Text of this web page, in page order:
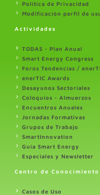
Politica de Privacidad
Modificación perfil de
Actividades
TODAS - Plan Anual
Smart Energy Congress
Foros Tendencias /
enerTIC Awards
Desayunos Sectoriales
Coloquios - Almuerzos
Encuentros Anuales
Jornadas Formativas
Grupos de Trabajo
SmartInnovation
Guia Smart Energy
Especiales y Newsletter
Centro de Conocimiento
Casos de Uso